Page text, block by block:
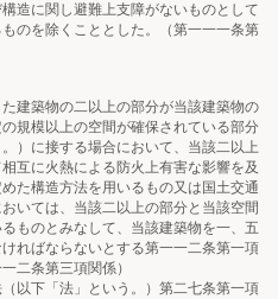
造に関し避難上支障がないものとして
のを除くこととした。（第一一一条第
建築物の二以上の部分が当該建築物の
規模以上の空間が確保されている部分
）に接する場合において、当該二以上
互に火熱による防火上有害な影響を及
た構造方法を用いるもの又は国土交通
いては、当該二以上の部分と当該空間
ものとみなして、当該建築物を一、五
ればならないとする第一一二条第一項
二条第三項関係）
以下「法」という。）第二七条第一項